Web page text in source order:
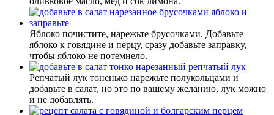
Яблоко почистите, нарежьте брусочками. Добавьте
яблоко к говядине и перцу, сразу добавьте заправку,
чтобы яблоко не потемнело.
Репчатый лук тоненько нарежьте полукольцами и
добавьте в салат, но это по вашему желанию, лук можно
и не добавлять.